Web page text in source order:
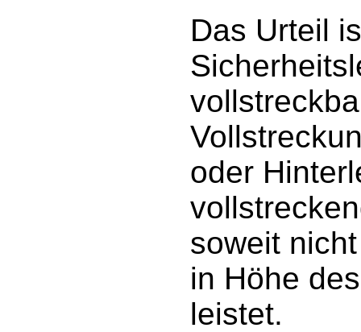
Das Urteil
oder
soweit
in Höhe
leistet.